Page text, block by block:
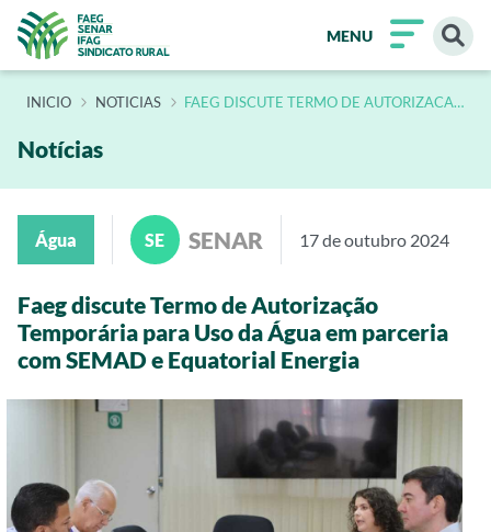
MENU
INÍCIO NOTICIAS FAEG DISCUTE TERMO DE AUTORIZACAO
Notícias
Água SE SENAR 17 de outubro 2024
Faeg discute Termo de Autorização
Temporária para Uso da Água em parceria
com SEMAD e Equatorial Energia